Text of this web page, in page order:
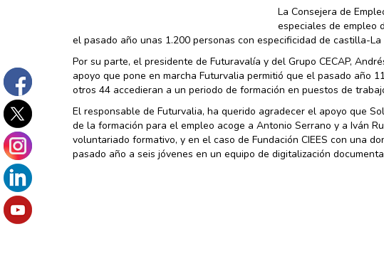
La Consejera de
especiales de empleo
el pasado año unas 1.200 personas con especificidad de castilla-
Por su parte, el presidente de Futuravalía y del Grupo CECAP,
apoyo que pone en marcha Futurvalia permitió que el pasado año
otros 44 accedieran a un periodo de formación en puestos de
El responsable de Futurvalia, ha querido agradecer el apoyo que
de la formación para el empleo acoge a Antonio Serrano y a Iván
voluntariado formativo, y en el caso de Fundación CIEES con una
pasado año a seis jóvenes en un equipo de digitalización